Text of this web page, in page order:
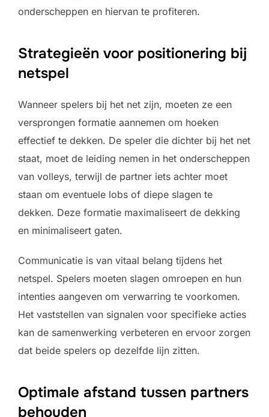
onderscheppen en hiervan te profiteren.
Strategieën voor positionering bij
netspel
Wanneer spelers bij het net zijn, moeten ze een
versprongen formatie aannemen om hoeken
effectief te dekken. De speler die dichter bij het net
staat, moet de leiding nemen in het onderscheppen
van volleys, terwijl de partner iets achter moet
staan om eventuele lobs of diepe slagen te
dekken. Deze formatie maximaliseert de dekking
en minimaliseert gaten.
Communicatie is van vitaal belang tijdens het
netspel. Spelers moeten slagen omroepen en hun
intenties aangeven om verwarring te voorkomen.
Het vaststellen van signalen voor specifieke acties
kan de samenwerking verbeteren en ervoor zorgen
dat beide spelers op dezelfde lijn zitten.
Optimale afstand tussen partners
behouden